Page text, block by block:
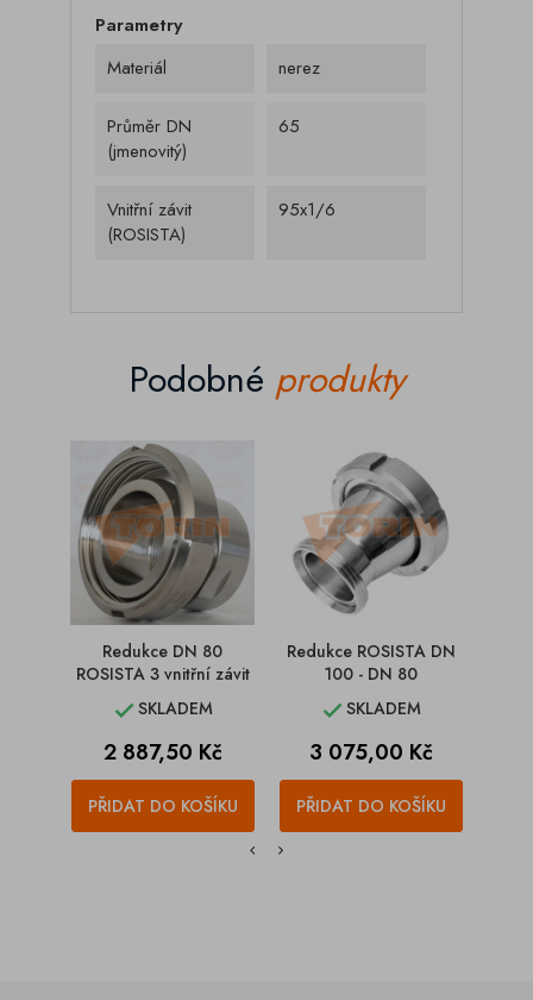
Parametry
Materiál
nerez
Průměr DN
(jmenovitý)
65
Vnitřní závit
(ROSISTA)
95x1/6
Podobné produkty
Redukce DN 80
ROSISTA 3 vnitřní závit
SKLADEM
Cena
2 887,50 Kč
PŘIDAT DO KOŠÍKU
Redukce ROSISTA DN
100 - DN 80
SKLADEM
Cena
3 075,00 Kč
PŘIDAT DO KOŠÍKU